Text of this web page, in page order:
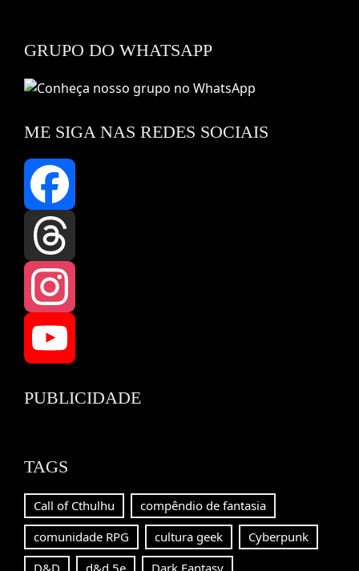
GRUPO DO WHATSAPP
ME SIGA NAS REDES SOCIAIS
Facebook
Threads
Instagram
YouTube
PUBLICIDADE
TAGS
Call of Cthulhu
compêndio de fantasia
comunidade RPG
cultura geek
Cyberpunk